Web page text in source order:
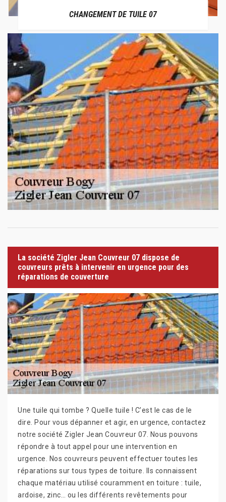
CHANGEMENT DE TUILE 07
La société Zigler Jean Couvreur 07 dispose de
couvreurs prêts à intervenir en urgence pour des
réparations de couverture
Une tuile qui tombe ? Quelle tuile ! C’est le cas de le
dire. Pour vous dépanner et agir, en urgence, contactez
notre société Zigler Jean Couvreur 07. Nous pouvons
répondre à tout appel pour une intervention en
urgence. Nos couvreurs peuvent effectuer toutes les
réparations sur tous types de toiture. Ils connaissent
chaque matériau utilisé couramment en toiture : tuile,
ardoise, zinc… ou les différents revêtements pour